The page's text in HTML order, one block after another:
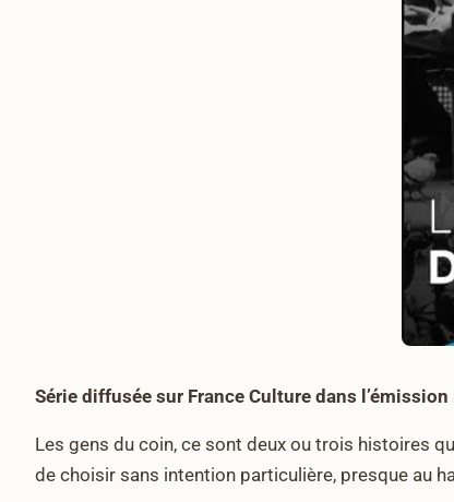
Série diffusée sur France Culture dans
Les gens du coin, ce sont deux ou trois histoires
de choisir sans intention particulière, presque au